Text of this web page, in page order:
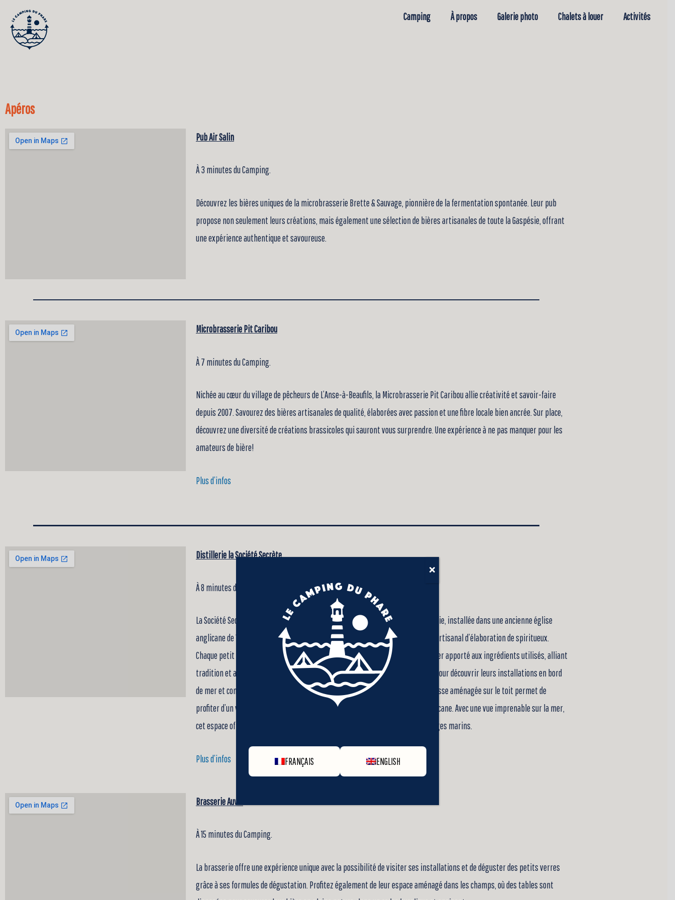
contenu
Camping À propos Galerie photo Chalets à louer Activités
Apéros
Pub Air Salin
À 3 minutes du Camping.
Découvrez les bières uniques de la microbrasserie Brette & Sauvage, pionnière de la fermentation spontanée. Leur pub
propose non seulement leurs créations, mais également une sélection de bières artisanales de toute la Gaspésie, offrant
une expérience authentique et savoureuse.
Microbrasserie Pit Caribou
À 7 minutes du Camping.
Nichée au cœur du village de pêcheurs de L’Anse-à-Beaufils, la Microbrasserie Pit Caribou allie créativité et savoir-faire
depuis 2007. Savourez des bières artisanales de qualité, élaborées avec passion et une fibre locale bien ancrée. Sur place,
découvrez une diversité de créations brassicoles qui sauront vous surprendre. Une expérience à ne pas manquer pour les
amateurs de bière!
Plus d’infos
Distillerie la Société Secrète
À 8 minutes du Camping.
La Société Secrète est une distillerie artisanale située à Cap-d’Espoir, en Gaspésie, installée dans une ancienne église
anglicane de 1875. Elle se distingue par son architecture unique et son procédé artisanal d’élaboration de spiritueux.
Chaque petit lot est brassé, fermenté et distillé sur place avec un soin particulier apporté aux ingrédients utilisés, alliant
tradition et avant-garde. La distillerie propose également des visites guidées pour découvrir leurs installations en bord
de mer et comprendre le processus de fabrication de leurs spiritueux.
Une terrasse aménagée sur le toit permet de
profiter d’un verre dans une ambiance unique, au cœur de l’ancienne église anglicane. Avec une vue imprenable sur la mer,
cet espace offre une expérience mémorable alliant charme historique et paysages marins.
Plus d’infos
Brasserie Auval
À 15 minutes du Camping.
La brasserie offre une expérience unique avec la possibilité de visiter ses installations et de déguster des petits verres
grâce à ses formules de dégustation. Profitez également de leur espace aménagé dans les champs, où des tables sont
FRANÇAIS ENGLISH